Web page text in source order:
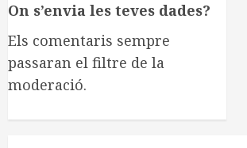
On s’envia les teves dades?
Els comentaris sempre
passaran el filtre de la
moderació.